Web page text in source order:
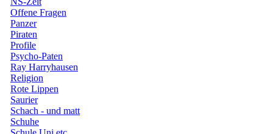
Offene Fragen
Panzer
Piraten
Profile
Psycho-Paten
Ray Harryhausen
Religion
Rote Lippen
Saurier
Schach - und matt
Schuhe